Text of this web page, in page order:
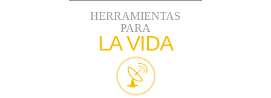
HERRAMIENTAS
PARA
LA VIDA